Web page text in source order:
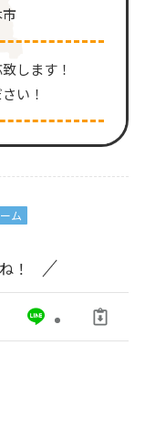
します！
い！
ム
！